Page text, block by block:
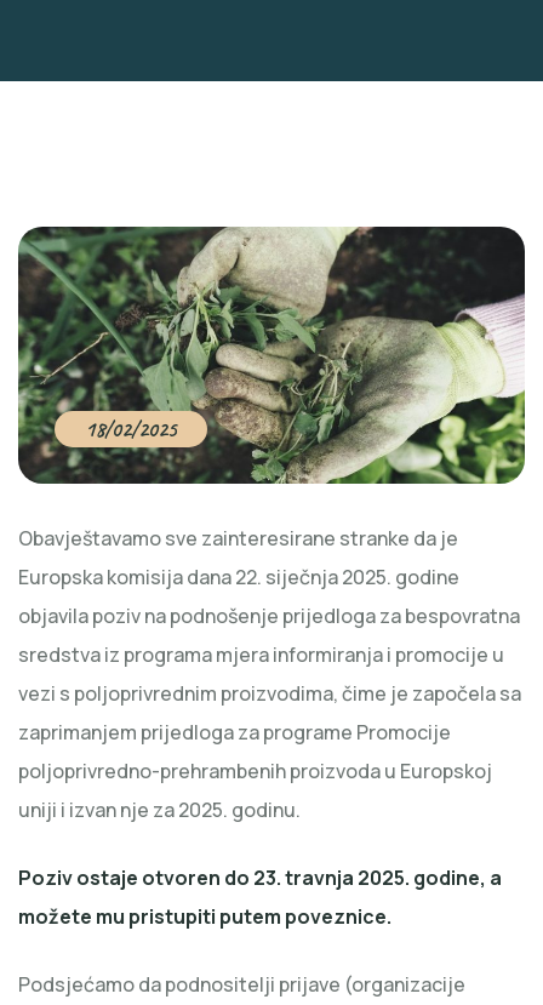
18/02/2025
Obavještavamo sve zainteresirane stranke da je
Europska komisija dana 22. siječnja 2025. godine
objavila poziv na podnošenje prijedloga za bespovratna
sredstva iz programa mjera informiranja i promocije u
vezi s poljoprivrednim proizvodima, čime je započela sa
zaprimanjem prijedloga za programe Promocije
poljoprivredno-prehrambenih proizvoda u Europskoj
uniji i izvan nje za 2025. godinu.
Poziv ostaje otvoren do 23. travnja 2025. godine, a
možete mu pristupiti putem poveznice.
Podsjećamo da podnositelji prijave (organizacije